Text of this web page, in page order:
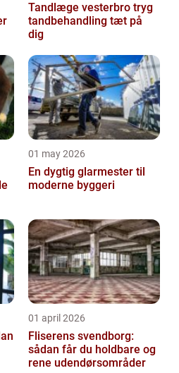
Tandlæge vesterbro tryg
tandbehandling tæt på
dig
01 may 2026
En dygtig glarmester til
moderne byggeri
01 april 2026
Fliserens svendborg:
sådan får du holdbare og
rene udendørsområder